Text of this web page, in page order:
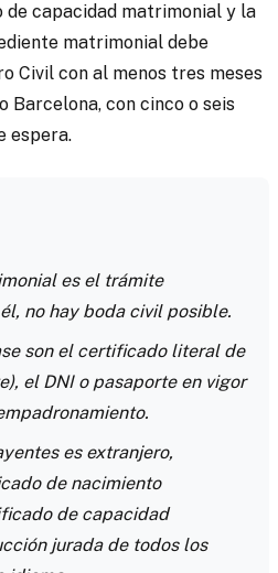
capacidad matrimonial y la
matrimonial debe
Civil con al menos tres meses
Barcelona, con cinco o seis
espera.
es el trámite
no hay boda civil posible.
son el certificado literal de
el DNI o pasaporte en vigor
es extranjero,
de nacimiento
de capacidad
jurada de todos los